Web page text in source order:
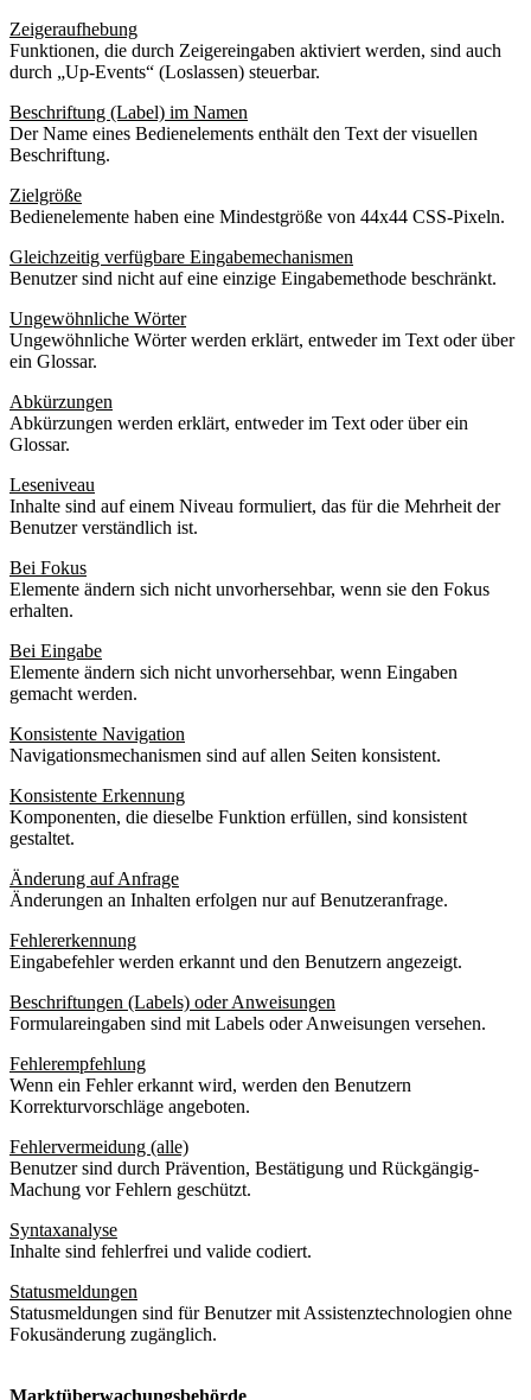
Zeigeraufhebung
Funktionen, die durch Zeigereingaben aktiviert werden, sind auch
durch „Up-Events“ (Loslassen) steuerbar.
Beschriftung (Label) im Namen
Der Name eines Bedienelements enthält den Text der visuellen
Beschriftung.
Zielgröße
Bedienelemente haben eine Mindestgröße von 44x44 CSS-Pixeln.
Gleichzeitig verfügbare Eingabemechanismen
Benutzer sind nicht auf eine einzige Eingabemethode beschränkt.
Ungewöhnliche Wörter
Ungewöhnliche Wörter werden erklärt, entweder im Text oder über
ein Glossar.
Abkürzungen
Abkürzungen werden erklärt, entweder im Text oder über ein
Glossar.
Leseniveau
Inhalte sind auf einem Niveau formuliert, das für die Mehrheit der
Benutzer verständlich ist.
Bei Fokus
Elemente ändern sich nicht unvorhersehbar, wenn sie den Fokus
erhalten.
Bei Eingabe
Elemente ändern sich nicht unvorhersehbar, wenn Eingaben
gemacht werden.
Konsistente Navigation
Navigationsmechanismen sind auf allen Seiten konsistent.
Konsistente Erkennung
Komponenten, die dieselbe Funktion erfüllen, sind konsistent
gestaltet.
Änderung auf Anfrage
Änderungen an Inhalten erfolgen nur auf Benutzeranfrage.
Fehlererkennung
Eingabefehler werden erkannt und den Benutzern angezeigt.
Beschriftungen (Labels) oder Anweisungen
Formulareingaben sind mit Labels oder Anweisungen versehen.
Fehlerempfehlung
Wenn ein Fehler erkannt wird, werden den Benutzern
Korrekturvorschläge angeboten.
Fehlervermeidung (alle)
Benutzer sind durch Prävention, Bestätigung und Rückgängig-
Machung vor Fehlern geschützt.
Syntaxanalyse
Inhalte sind fehlerfrei und valide codiert.
Statusmeldungen
Statusmeldungen sind für Benutzer mit Assistenztechnologien ohne
Fokusänderung zugänglich.
Marktüberwachungsbehörde